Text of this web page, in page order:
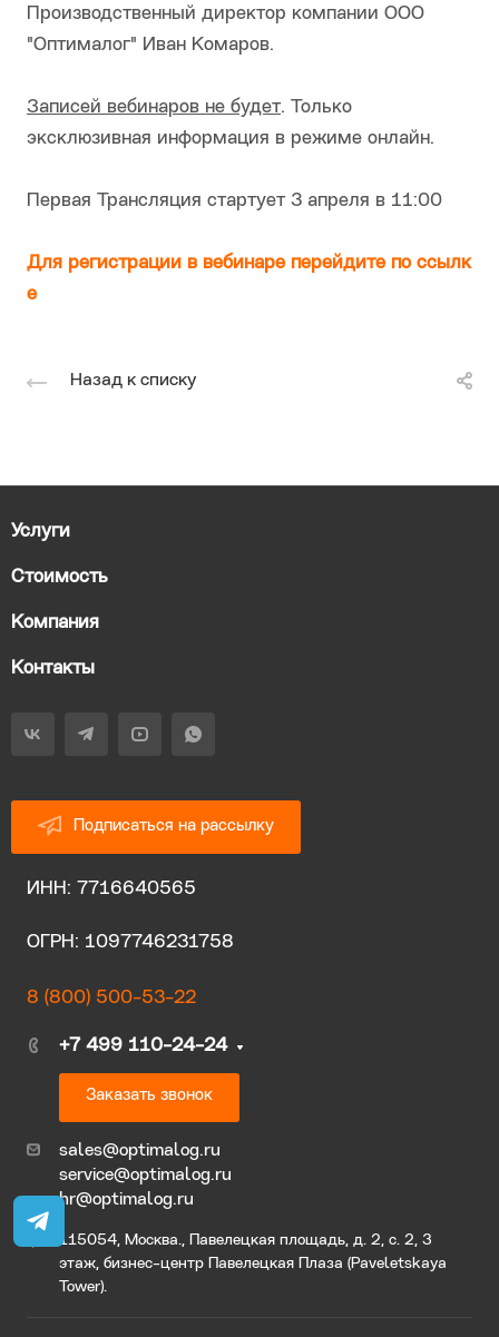
Производственный директор компании ООО
"Оптималог" Иван Комаров.
Записей вебинаров не будет. Только
эксклюзивная информация в режиме онлайн.
Первая Трансляция стартует 3 апреля в 11:00
Для регистрации в вебинаре перейдите по ссылк
е
Назад к списку
Услуги
Стоимость
Компания
Контакты
Подписаться на рассылку
ИНН: 7716640565
ОГРН: 1097746231758
8 (800) 500-53-22
+7 499 110-24-24
Заказать звонок
sales@optimalog.ru
service@optimalog.ru
hr@optimalog.ru
115054, Москва., Павелецкая площадь, д. 2, с. 2, 3
этаж, бизнес-центр Павелецкая Плаза (Paveletskaya
Tower).